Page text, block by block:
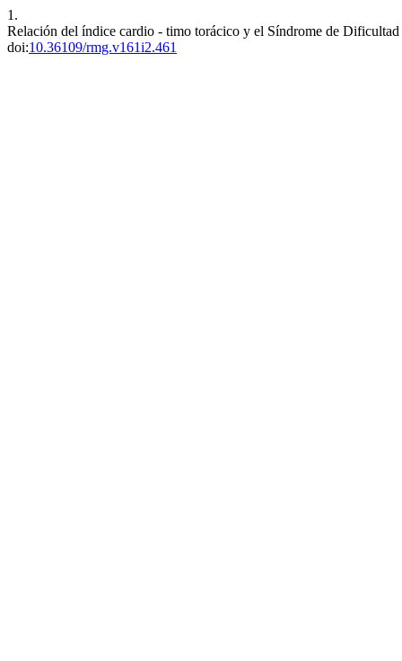
1.
Relación del índice cardio - timo torácico y el Síndrome de
doi:10.36109/rmg.v161i2.461